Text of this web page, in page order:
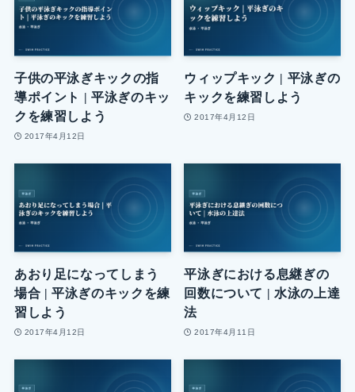
子供の平泳ぎキックの指
導ポイント | 平泳ぎのキッ
クを練習しよう
2017年4月12日
ウィップキック | 平泳ぎの
キックを練習しよう
2017年4月12日
あおり足になってしまう
場合 | 平泳ぎのキックを練
習しよう
2017年4月12日
平泳ぎにおける息継ぎの
回数について | 水泳の上達
法
2017年4月11日